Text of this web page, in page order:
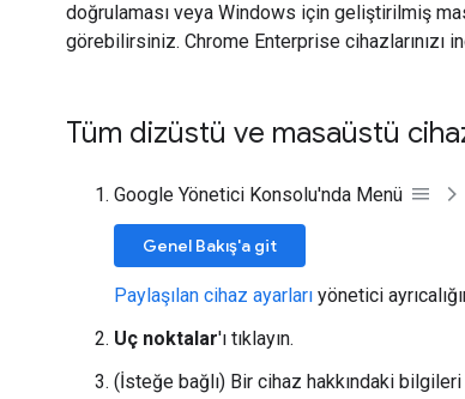
doğrulaması veya Windows için geliştirilmiş
görebilirsiniz. Chrome Enterprise cihazlarınızı
Tüm dizüstü ve masaüstü
Google Yönetici Konsolu'nda Menü
Genel Bakış'a git
Paylaşılan cihaz ayarları yönetici
Uç noktalar'ı tıklayın.
(İsteğe bağlı) Bir cihaz hakkındaki